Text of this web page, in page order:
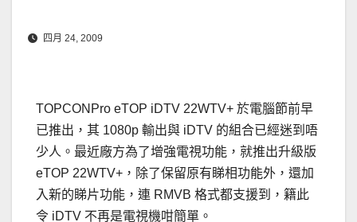
四月 24, 2009
TOPCONPro eTOP iDTV 22WTV+ 於電腦節前早
已推出，其 1080p 輸出與 iDTV 的組合已經迷到唔
少人。最近廠方為了增強電視功能，就推出升級版
eTOP 22WTV+，除了保留原有睇相功能外，還加
入新的睇片功能，連 RMVB 格式都支援到，籍此
令 iDTV 不再是電視機咁簡單。